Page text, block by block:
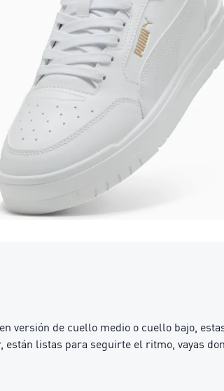
versión de cuello medio o cuello bajo,
listas para seguirte el ritmo, vayas